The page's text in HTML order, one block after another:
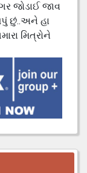
જોડાઈ જાવ
છું..અને હા
મિત્રોને